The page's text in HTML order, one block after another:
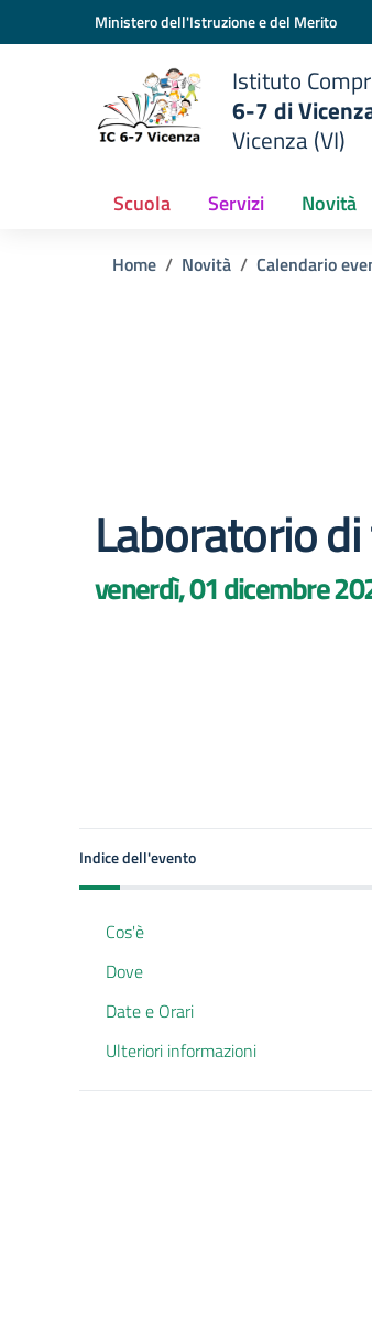
Vai ai contenuti
Vai al menu di navigazioneMinistero dell'Istruzione e del Merito
Istituto
6-7 di
Vicenza (VI)
Scuola Servizi Novità
Home Novità Calendario
Laboratorio
venerdì, 01 dicembre
Indice dell'evento
Cos'è
Dove
Date e Orari
Ulteriori informazioni